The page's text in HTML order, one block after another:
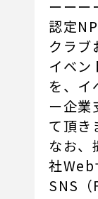
ーーー
認定
クラブ
イベン
を、イ
ー企業
て頂き
なお、
社Web
SNS